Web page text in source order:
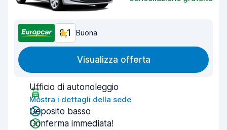
8,1 Buona
Visualizza offerta
Ufficio di autonoleggio
Mostra i dettagli della sede
Deposito basso
Conferma immediata!